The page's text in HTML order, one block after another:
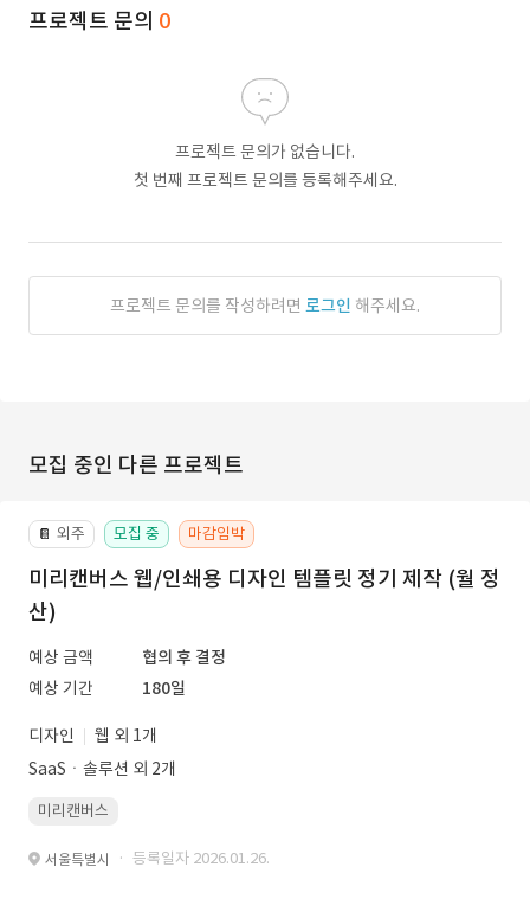
프로젝트 문의 0
프로젝트 문의가 없습니다.
첫 번째 프로젝트 문의를 등록해주세요.
프로젝트 문의를 작성하려면 로그인 해주세요.
모집 중인 다른 프로젝트
📔 외주 모집 중 마감임박
미리캔버스 웹/인쇄용 디자인 템플릿 정기 제작 (월 정
산)
예상 금액
협의 후 결정
예상 기간
180일
디자인
웹 외 1개
SaaSㆍ솔루션 외 2개
미리캔버스
서울특별시 · 등록일자 2026.01.26.